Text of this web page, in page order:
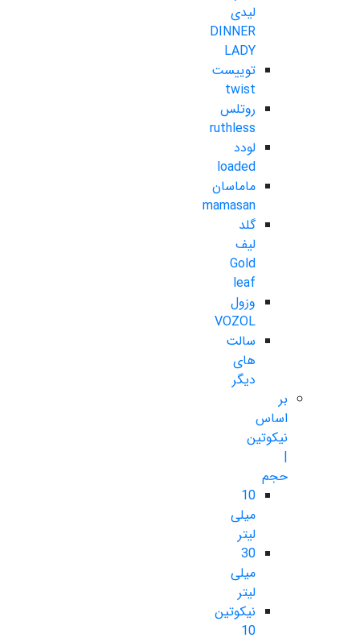
لیدی
DINNER
LADY
توییست
twist
روتلس
ruthless
لودد
loaded
ماماسان
mamasan
گلد
لیف
Gold
leaf
وزول
VOZOL
سالت
های
دیگر
بر
اساس
نیکوتین
|
حجم
10
میلی
لیتر
30
میلی
لیتر
نیکوتین
10